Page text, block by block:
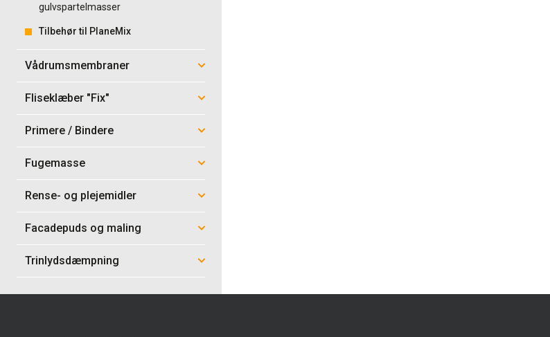
gulvspartelmasser
Tilbehør til PlaneMix
Vådrumsmembraner
Fliseklæber "Fix"
Primere / Bindere
Fugemasse
Rense- og plejemidler
Facadepuds og maling
Trinlydsdæmpning